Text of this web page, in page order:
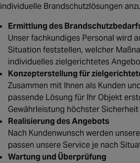
individuelle Brandschutzlösungen
Ermittlung des
Unser fachkundiges Personal wird
Situation feststellen, welcher
individuelles zielgerichtetes
Konzepterstellung für
Zusammen mit Ihnen als Kunden
passende Lösung für Ihr Objekt
Gewährleistung höchster Sicherheit
Realisierung des Angebots
Nach Kundenwunsch werden
passen unsere Service je nach
Wartung und Überprüfung